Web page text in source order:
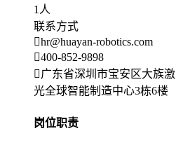
1人
联系方式
hr@huayan-robotics.com
400-852-9898
广东省深圳市宝安区大族激
光全球智能制造中心3栋6楼
岗位职责